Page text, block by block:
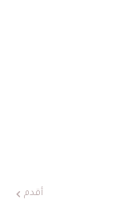
أقدم